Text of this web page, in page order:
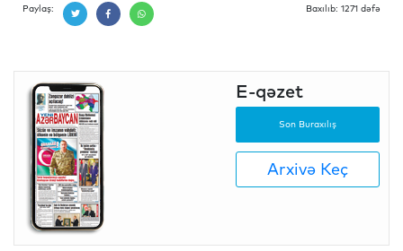
Paylaş: Baxılıb: 1271 dəfə
E-qəzet
Son Buraxılış
Arxivə Keç